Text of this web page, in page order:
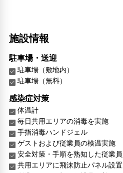
施設情報
駐車場・送迎
駐車場（敷地内）
駐車場（無料）
感染症対策
体温計
毎日共用エリアの消毒を実施
手指消毒ハンドジェル
ゲストおよび従業員の検温実施
安全対策・手順を熟知した従業員
共用エリアに飛沫防止パネル設置